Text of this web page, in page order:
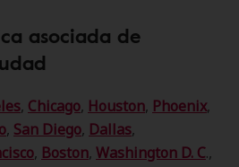
asociada de
, Chicago, Houston, Phoenix,
, San Diego, Dallas,
, Boston, Washington D. C.,